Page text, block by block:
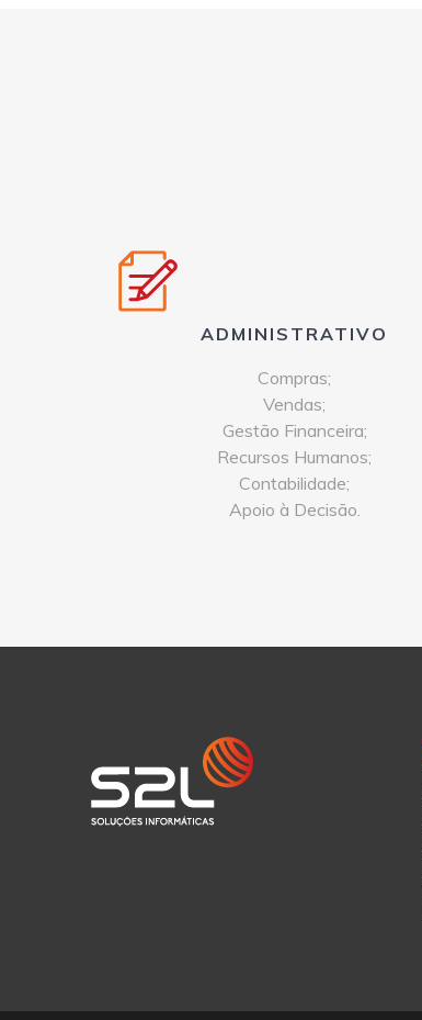
ADMINISTRATIVO
Compras;
Vendas;
Gestão Financeira;
Recursos Humanos;
Contabilidade;
Apoio à Decisão.